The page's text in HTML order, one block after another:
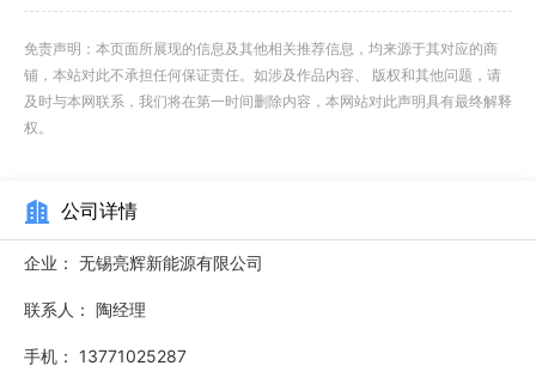
连续发布关于光伏与风电行业并网发电、上网电价补贴等利好
政策，光伏电站发展前景被看好。目前，****的光伏电站投资
月29日，在原**电力公司部分企事业单位基础上组建的国有
免责声明：本页面所展现的信息及其他相关推荐信息，均来源于其对应的商
铺，本站对此不承担任何保证责任。如涉及作品内容、 版权和其他问题，请
及时与本网联系，我们将在第一时间删除内容，本网站对此声明具有最终解释
权。
公司详情
企业： 无锡亮辉新能源有限公司
联系人： 陶经理
手机： 13771025287